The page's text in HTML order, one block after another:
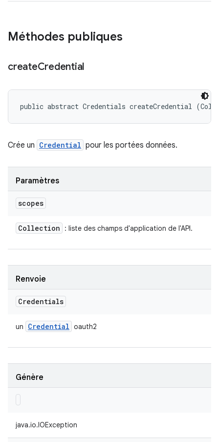
Méthodes publiques
createCredential
public abstract Credentials createCredential
Crée un Credential pour les portées données.
Paramètres
scopes
Collection : liste des champs d'application de l'API.
Renvoie
Credentials
un Credential oauth2
Génère
java.io.IOException